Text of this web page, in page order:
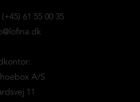
61 55 00 35
A/S
11